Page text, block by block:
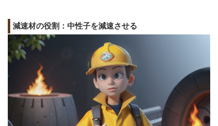
減速材の役割：中性子を減速させる